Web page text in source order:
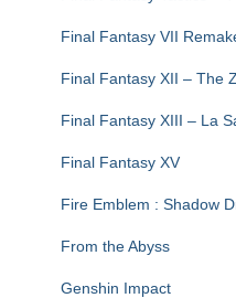
Final Fantasy VII
Final Fantasy XII – The
Final Fantasy XIII – La
Final Fantasy XV
Fire Emblem : Shadow
From the Abyss
Genshin Impact